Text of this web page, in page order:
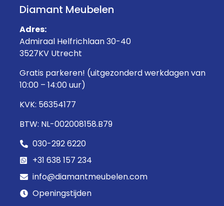
Diamant Meubelen
Adres:
Admiraal Helfrichlaan 30-40
3527KV Utrecht
Gratis parkeren! (uitgezonderd werkdagen van
10:00 – 14:00 uur)
KVK: 56354177
BTW: NL-002008158.B79
030-292 6220
+31 638 157 234
info@diamantmeubelen.com
Openingstijden